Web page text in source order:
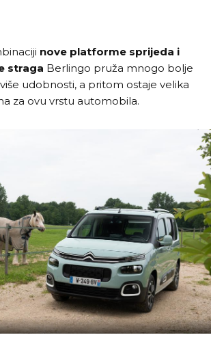
nove platforme sprijeda i
straga Berlingo pruža mnogo bolje
udobnosti, a pritom ostaje velika
za ovu vrstu automobila.